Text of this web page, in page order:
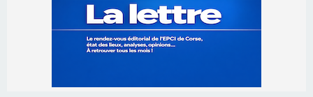
09/08/2026 16:04
Sénatoriales 2B – Jean-François Gaspari retire
sa candidature
Festa di l’Associi Curtinesi le 13 septembre